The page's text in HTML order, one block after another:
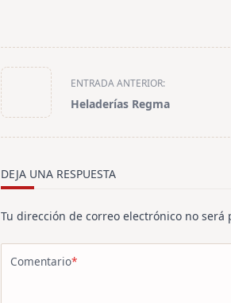
<span
class="nav-
subtitle
screen-
text">Página</span>
ENTRADA ANTERIOR:
Heladerías Regma
DEJA UNA RESPUESTA
Tu dirección de correo electrónico no será
Comentario*